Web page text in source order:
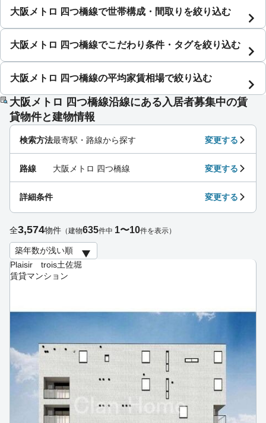
大阪メトロ 四つ橋線で世帯構成・間取りを絞り込む
大阪メトロ 四つ橋線でこだわり条件・タグを絞り込む
大阪メトロ 四つ橋線の平均家賃相場で絞り込む
大阪メトロ 四つ橋線沿線にある入居者募集中の賃
貸物件と建物情報
Plaisir trois土佐堀
賃貸マンション
検索方法最寄駅・路線から探す 変更する
路線 大阪メトロ 四つ橋線 変更する
詳細条件 変更する
全3,574物件 （建物635件中 1〜10件を表示）